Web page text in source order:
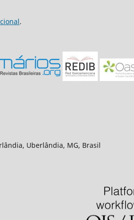
.
Uberlândia, MG, Brasil